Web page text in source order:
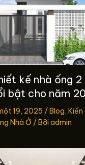
kế nhà ống
bật cho năm
19, 2025 / Blog,
Nhà Ở / Bởi admin